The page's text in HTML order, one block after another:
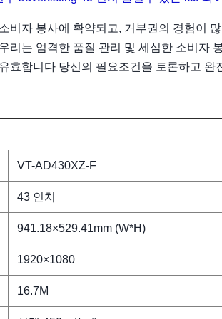
비자 봉사에 확약되고, 거부권의 경험이
리는 엄격한 품질 관리 및 세심한 소비자
효합니다 당신의 필요조건을 토론하고 완
VT-AD430XZ-F
43 인치
941.18×529.41mm (W*H)
1920×1080
16.7M